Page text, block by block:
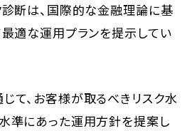
断は、国際的な金融理論に基
適な運用プランを提示してい
て、お客様が取るべきリスク水
準にあった運用方針を提案し